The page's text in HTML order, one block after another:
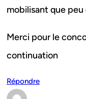
mobilisant que
Merci pour le
continuation
Répondre